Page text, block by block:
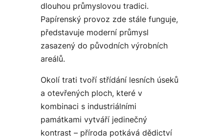
dlouhou průmyslovou tradici.
Papírenský provoz zde stále funguje,
představuje moderní průmysl
zasazený do původních výrobních
areálů.
Okolí trati tvoří střídání lesních úseků
a otevřených ploch, které v
kombinaci s industriálními
památkami vytváří jedinečný
kontrast – příroda potkává dědictví